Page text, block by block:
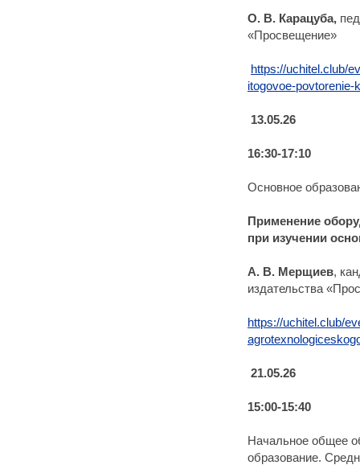
О. В. Карацуба,
«Просвещение»
https://uchitel.club/
itogovoe-
13.05.26
16:30-17:10
Основное
Применение
при изучении
А. В. Мерщиев,
издательства
https://uchitel.club/
21.05.26
15:00-15:40
Начальное общее
образование.